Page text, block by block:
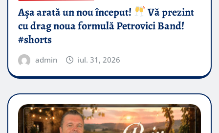
Așa arată un nou început!
Vă prezint
cu drag noua formulă Petrovici Band!
#shorts
admin iul. 31, 2026